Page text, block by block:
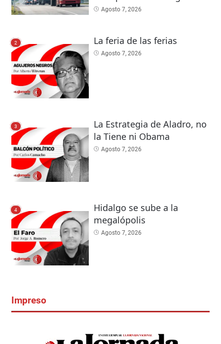
Agosto 7, 2026
2 La feria de las ferias
Agosto 7, 2026
3
La Estrategia de Aladro, no
la Tiene ni Obama
Agosto 7, 2026
4
Hidalgo se sube a la
megalópolis
Agosto 7, 2026
Impreso